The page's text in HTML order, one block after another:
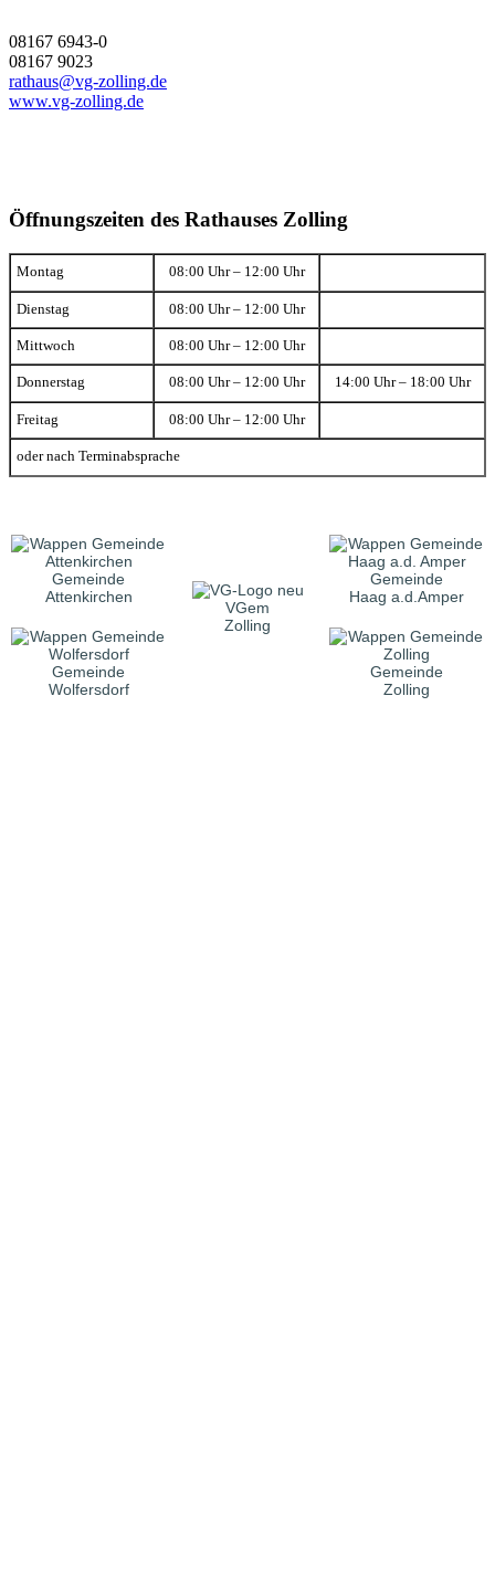
08167 6943-0
08167 9023
rathaus@vg-zolling.de
www.vg-zolling.de
Öffnungszeiten des Rathauses Zolling
Montag 08:00 Uhr – 12:00 Uhr
Dienstag 08:00 Uhr – 12:00 Uhr
Mittwoch 08:00 Uhr – 12:00 Uhr
Donnerstag 08:00 Uhr – 12:00 Uhr 14:00 Uhr – 18:00 Uhr
Freitag 08:00 Uhr – 12:00 Uhr
oder nach Terminabsprache
Gemeinde
Attenkirchen
VGem
Zolling
Gemeinde
Haag a.d.Amper
Gemeinde
Wolfersdorf
Gemeinde
Zolling